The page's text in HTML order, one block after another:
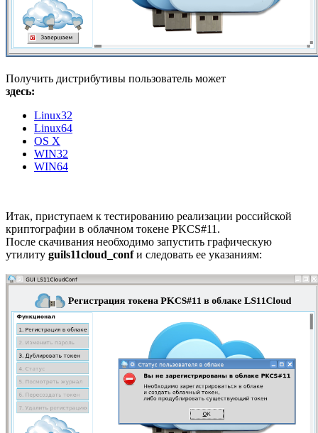
Получить дистрибутивы пользователь может
здесь:
Linux32
Linux64
OS X
WIN32
WIN64
Итак, приступаем к тестированию реализации российской
криптографии в облачном токене PKCS#11.
После скачивания необходимо запустить графическую
утилиту guils11cloud_confи следовать ее указаниям: